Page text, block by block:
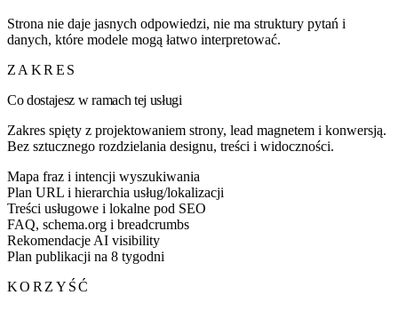
Strona nie daje jasnych odpowiedzi, nie ma struktury pytań i
danych, które modele mogą łatwo interpretować.
ZAKRES
Co dostajesz w ramach tej usługi
Zakres spięty z projektowaniem strony, lead magnetem i konwersją.
Bez sztucznego rozdzielania designu, treści i widoczności.
Mapa fraz i intencji wyszukiwania
Plan URL i hierarchia usług/lokalizacji
Treści usługowe i lokalne pod SEO
FAQ, schema.org i breadcrumbs
Rekomendacje AI visibility
Plan publikacji na 8 tygodni
KORZYŚĆ